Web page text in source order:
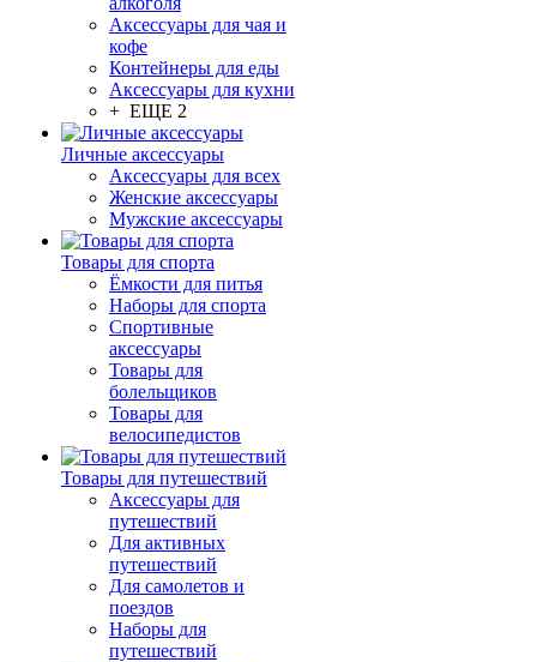
Аксессуары для чая и
кофе
Контейнеры для еды
Аксессуары для кухни
+ ЕЩЕ 2
Личные аксессуары
Аксессуары для всех
Женские аксессуары
Мужские аксессуары
Товары для спорта
Ёмкости для питья
Наборы для спорта
Спортивные
аксессуары
Товары для
болельщиков
Товары для
велосипедистов
Товары для путешествий
Аксессуары для
путешествий
Для активных
путешествий
Для самолетов и
поездов
Наборы для
путешествий